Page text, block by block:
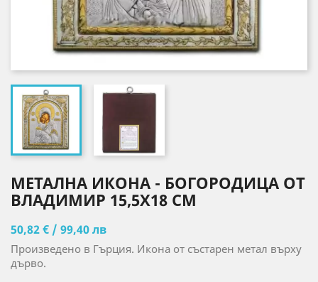
МЕТАЛНА ИКОНА - БОГОРОДИЦА ОТ
ВЛАДИМИР 15,5X18 CM
50,82 € / 99,40 лв
Произведено в Гърция. Икона от състарен метал върху
дърво.